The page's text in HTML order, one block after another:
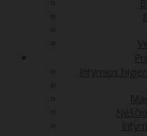
Intymios